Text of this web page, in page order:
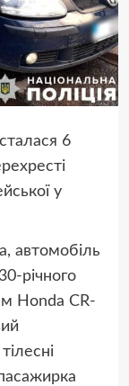
6
у
автомобіль
річного
Honda CR-